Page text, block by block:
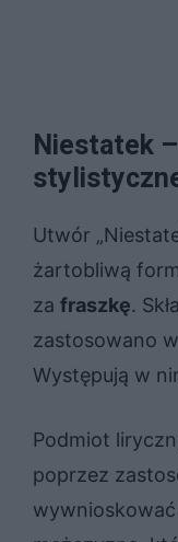
Niestatek
Utwór
żartobliwą
za fraszkę.
zastosowano
Występują w
Podmiot
poprzez